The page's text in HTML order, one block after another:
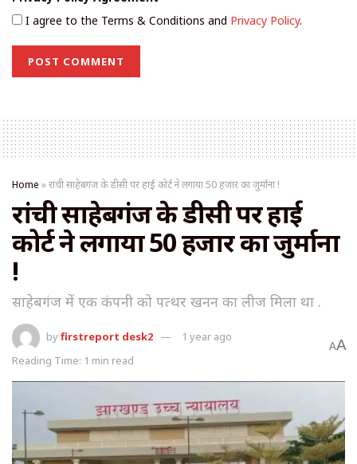
I agree to the Terms & Conditions and Privacy Policy.
Home »रांची साहेबगंज के डीसी पर हाई कोर्ट ने लगाया 50 हजार का जुर्माना !
रांची साहेबगंज के डीसी पर हाई
कोर्ट ने लगाया 50 हजार का जुर्माना
!
साहेबगंज में एक कंपनी को पत्थर खनन का लीज मिला था .
byfirstreport desk2
1 year ago
Reading Time: 1 min read
AA